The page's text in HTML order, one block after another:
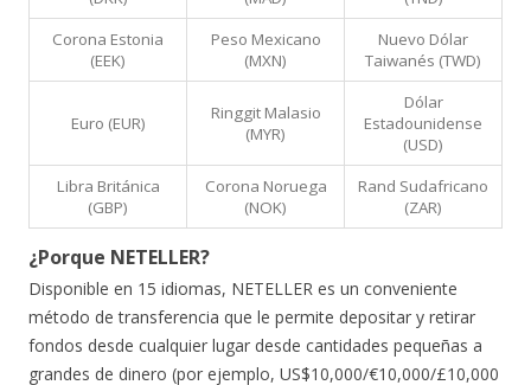
Corona Estonia
(EEK)
Peso Mexicano
(MXN)
Nuevo Dólar
Taiwanés (TWD)
Euro (EUR)
Ringgit Malasio
(MYR)
Dólar
Estadounidense
(USD)
Libra Británica
(GBP)
Corona Noruega
(NOK)
Rand Sudafricano
(ZAR)
¿Porque NETELLER?
Disponible en 15 idiomas, NETELLER es un conveniente
método de transferencia que le permite depositar y retirar
fondos desde cualquier lugar desde cantidades pequeñas a
grandes de dinero (por ejemplo, US$10,000/€10,000/£10,000